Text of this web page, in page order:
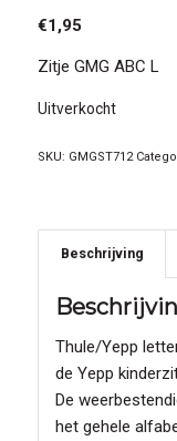
€1,95
Zitje GMG ABC L
Uitverkocht
SKU: GMGST712
Beschrijving
Thule/Yepp
de Yepp
De
het gehele